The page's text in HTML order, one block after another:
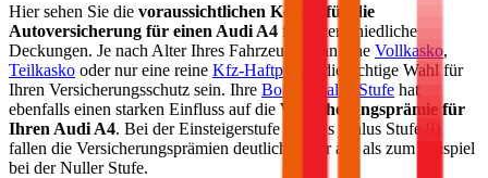
Hier sehen Sie die voraussichtlichen Kosten für die
Autoversicherung für einen Audi A4 für unterschiedliche
Deckungen. Je nach Alter Ihres Fahrzeugs kann eine Vollkasko,
Teilkasko oder nur eine reine Kfz-Haftpflicht
die richtige Wahl für
Ihren Versicherungsschutz sein. Ihre Bonus-Malus Stufe hat
ebenfalls einen starken Einfluss auf die Versicherungsprämie für
Ihren Audi A4. Bei der Einsteigerstufe (Bonus Malus Stufe 9)
fallen die Versicherungsprämien deutlich höher aus als zum Beispiel
bei der Nuller Stufe.